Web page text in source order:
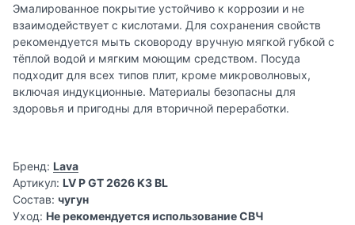
Эмалированное покрытие устойчиво к коррозии и не
взаимодействует с кислотами. Для сохранения свойств
рекомендуется мыть сковороду вручную мягкой губкой с
тёплой водой и мягким моющим средством. Посуда
подходит для всех типов плит, кроме микроволновых,
включая индукционные. Материалы безопасны для
здоровья и пригодны для вторичной переработки.
Бренд: Lava
Артикул: LV P GT 2626 K3 BL
Состав: чугун
Уход: Не рекомендуется использование СВЧ